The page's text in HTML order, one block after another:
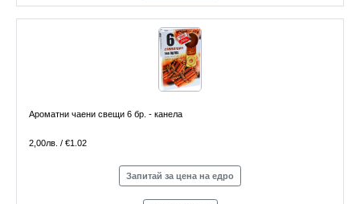
Ароматни чаени свещи 6 бр. - канела
2,00лв. / €1.02
Запитай за цена на едро